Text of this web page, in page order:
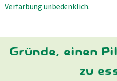
Verfärbung unbedenklich.
Gründe, einen
zu